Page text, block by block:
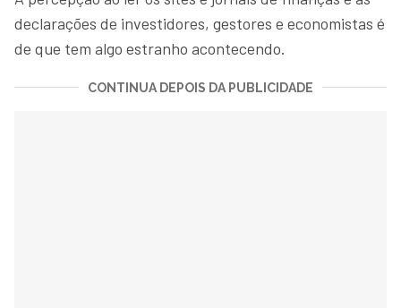
declarações de investidores, gestores e economistas é
de que tem algo estranho acontecendo.
CONTINUA DEPOIS DA PUBLICIDADE